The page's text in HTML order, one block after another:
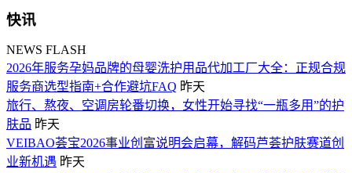
快讯
NEWS FLASH
2026年服务孕妈品牌的母婴洗护用品代加工厂大全：正规合规
服务商选型指南+合作避坑FAQ 昨天
旅行、熬夜、空调房轮番切换，女性开始寻找“一瓶多用”的护
肤品 昨天
VEIBAO荟宝2026事业创富说明会启幕，解码芦荟护肤赛道创
业新机遇 昨天